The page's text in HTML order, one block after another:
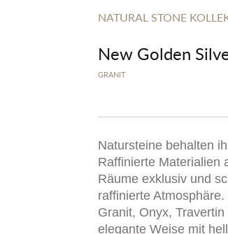
NATURAL STONE
New Golden
GRANIT
Natursteine behalten
Raffinierte Materialien
Räume exklusiv und
raffinierte
Granit, Onyx,
elegante Weise mit